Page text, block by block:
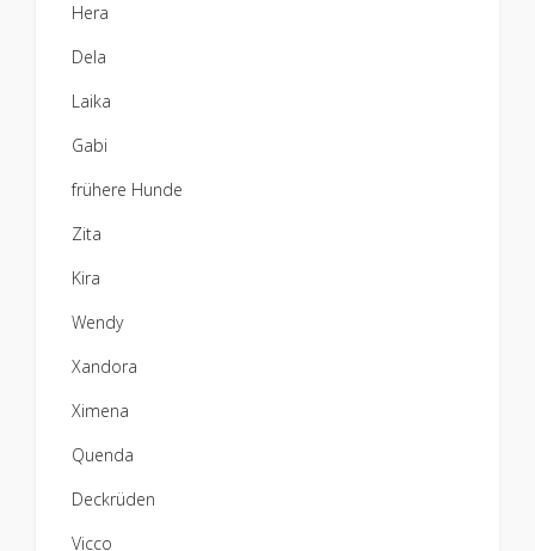
Hera
Dela
Laika
Gabi
frühere Hunde
Zita
Kira
Wendy
Xandora
Ximena
Quenda
Deckrüden
Vicco